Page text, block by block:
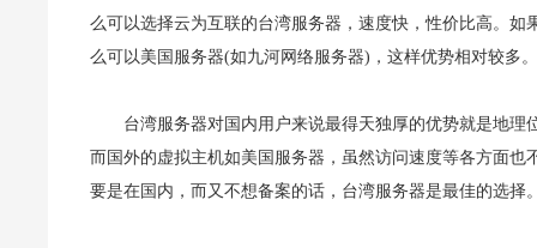
么可以选择云为互联的台湾服务器，速度快，性价比高。
么可以美国服务器(如九河网络服务器)，这样优势相对较多。
台湾服务器对国内用户来说最得天独厚的优势就是地
而国外的虚拟主机如美国服务器，虽然访问速度等各方面
要是在国内，而又不想备案的话，台湾服务器是最佳的选择